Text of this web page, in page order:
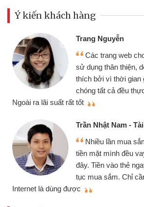
Ý kiến khách hàng
cho vay tiền online
dễ hiểu.Tôi rất
giải ngân nhanh
hiện Online.
Tài xế
sắm không mang
vay tiền nóng tại
ngay là mình lại tiếp
cần điện thoại có
thiệu cho bạn bè